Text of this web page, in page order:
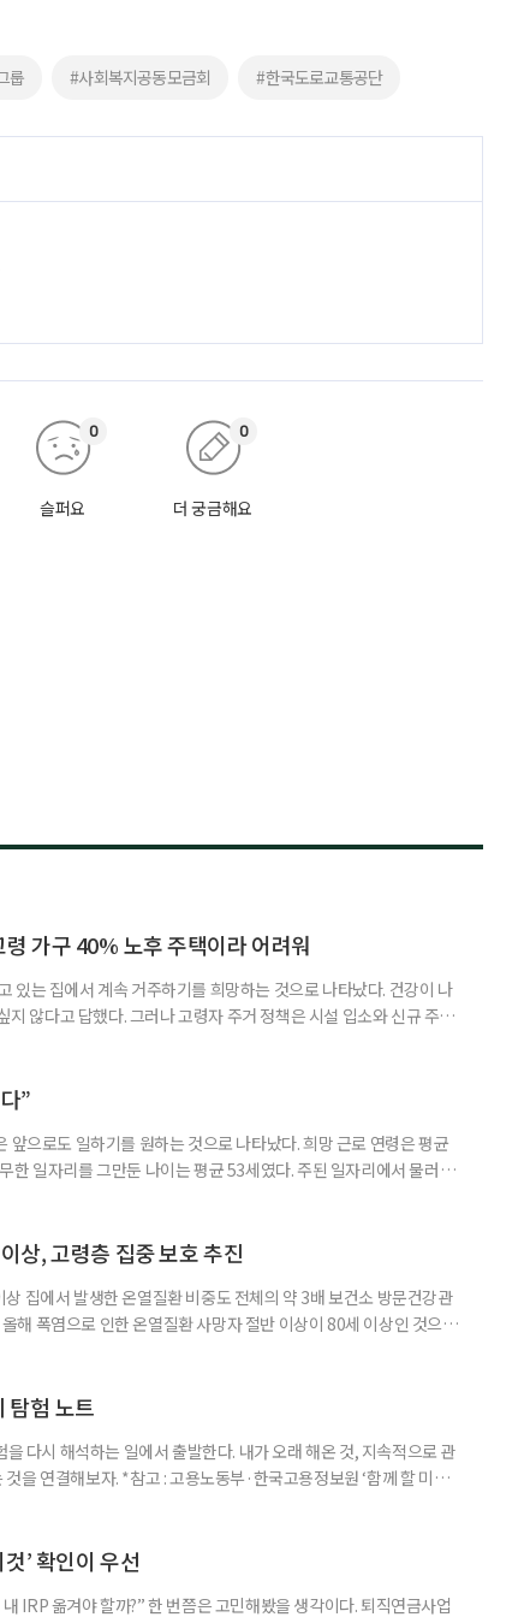
룹 #사회복지공동모금회 #한국도로교통공단
슬퍼요
0
더 궁금해요
0
가구 40% 노후 주택이라 어려워
있는 집에서 계속 거주하기를 희망하는 것으로 나타났다. 건강이 나
지 않다고 답했다. 그러나 고령자 주거 정책은 시설 입소와 신규 주택
자 주거-돌봄 협업 체계 구축 방안’ 보고서는 고
”
으로도 일하기를 원하는 것으로 나타났다. 희망 근로 연령은 평균
한 일자리를 그만둔 나이는 평균 53세였다. 주된 일자리에서 물러난
. 15세 이상 인구에서 차지하는 비중은
상, 고령층 집중 보호 추진
집에서 발생한 온열질환 비중도 전체의 약 3배 보건소 방문건강관
해 폭염으로 인한 온열질환 사망자 절반 이상이 80세 이상인 것으로
명(12.3%)으로 집계됐다. 연령별 환자 수
탐험 노트
다시 해석하는 일에서 출발한다. 내가 오래 해온 것, 지속적으로 관
을 연결해보자. *참고 : 고용노동부·한국고용정보원 ‘함께 할 미래
▷ 그중 내가 직접 해볼 만
’ 확인이 우선
IRP 옮겨야 할까?” 한 번쯤은 고민해봤을 생각이다. 퇴직연금사업